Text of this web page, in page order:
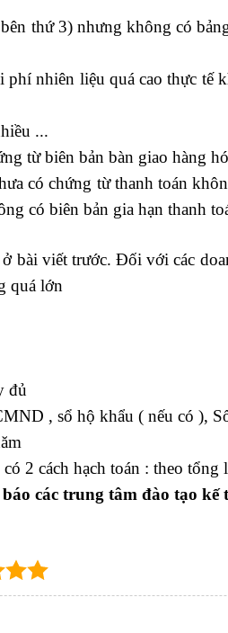
thứ 3) nhưng không có
nhiên liệu quá cao thực tế
...
từ biên bản bàn giao hàng
có chứng từ thanh toán
có biên bản gia hạn thanh
bài viết trước. Đối với các
quá lớn
đủ
, sổ hộ khẩu ( nếu có ),
2 cách hạch toán : theo
các trung tâm đào tạo kế